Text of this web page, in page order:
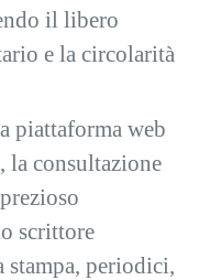
il libero
e la circolarità
piattaforma web
la consultazione
scrittore
stampa, periodici,